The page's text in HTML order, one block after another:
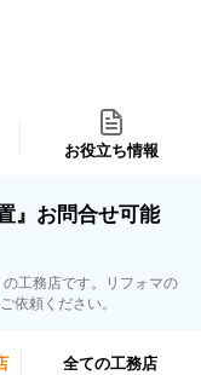
お役立ち情報
』お問合せ可能
工務店です。リフォマの
依頼ください。
全ての工務店